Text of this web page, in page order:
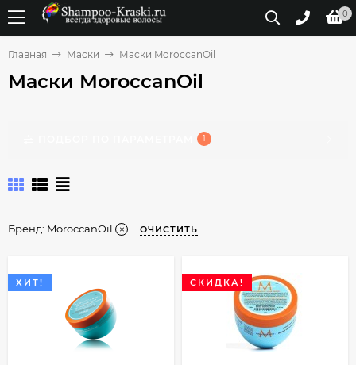
0
Главная Маски Маски MoroccanOil
Маски MoroccanOil
1
Бренд: MoroccanOil ОЧИСТИТЬ
ХИТ! СКИДКА!